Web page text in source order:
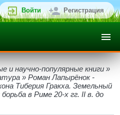
Войти Регистрация
и научно-популярные книги »
» Роман Лапырёнок -
Тиберия Гракха. Земельный
в Риме 20-х гг. II в. до